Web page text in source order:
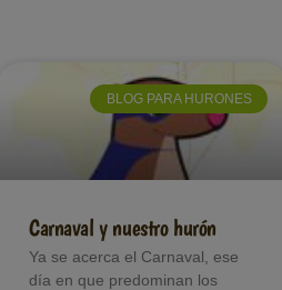
BLOG PARA HURONES
Carnaval y nuestro hurón
Ya se acerca el Carnaval, ese
día en que predominan los